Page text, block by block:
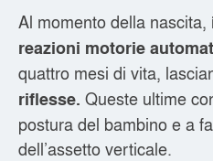
Al momento della nascita,
reazioni motorie
quattro mesi di vita,
riflesse. Queste ultime
postura del bambino e a
dell’assetto verticale.